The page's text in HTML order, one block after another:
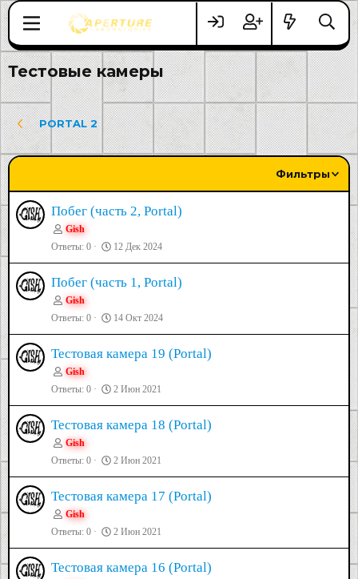
Тестовые камеры
PORTAL 2
Фильтры
Побег (часть 2, Portal)
Gish
Ответы 0 12 Дек 2024
Побег (часть 1, Portal)
Gish
Ответы 0 14 Окт 2024
Тестовая камера 19 (Portal)
Gish
Ответы 0 2 Июн 2021
Тестовая камера 18 (Portal)
Gish
Ответы 0 2 Июн 2021
Тестовая камера 17 (Portal)
Gish
Ответы 0 2 Июн 2021
Тестовая камера 16 (Portal)